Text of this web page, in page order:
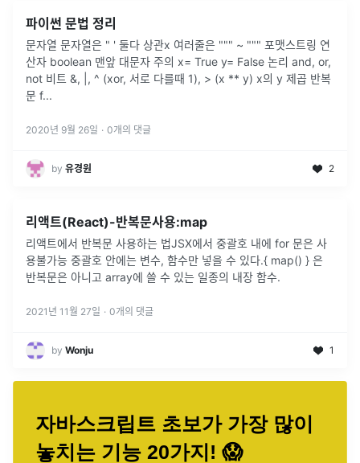
파이썬 문법 정리
문자열 문자열은 " ' 둘다 상관x 여러줄은 """ ~ """ 포맷스트링 연
산자 boolean 맨앞 대문자 주의 x= True y= False 논리 and, or,
not 비트 &, |, ^ (xor, 서로 다를때 1), > (x ** y) x의 y 제곱 반복
문 f...
2020년 9월 26일 · 0개의 댓글
by 유경원 2
리액트(React)-반복문사용:map
리액트에서 반복문 사용하는 법JSX에서 중괄호 내에 for 문은 사
용불가능 중괄호 안에는 변수, 함수만 넣을 수 있다.{ map() } 은
반복문은 아니고 array에 쓸 수 있는 일종의 내장 함수.
2021년 11월 27일 · 0개의 댓글
by Wonju 1